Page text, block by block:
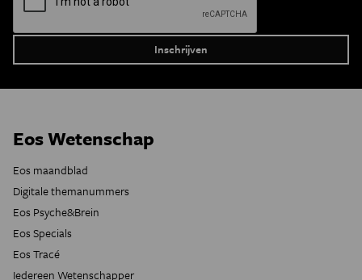
Eos Wetenschap
Eos maandblad
Digitale themanummers
Eos Psyche&Brein
Eos Specials
Eos Tracé
Iedereen Wetenschapper